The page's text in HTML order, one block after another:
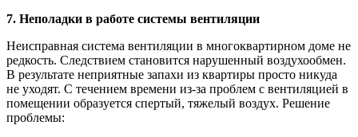
7. Неполадки в работе системы вентиляции
Неисправная система вентиляции в многоквартирном доме не
редкость. Следствием становится нарушенный воздухообмен.
В результате неприятные запахи из квартиры просто никуда
не уходят. С течением времени из-за проблем с вентиляцией в
помещении образуется спертый, тяжелый воздух. Решение
проблемы: